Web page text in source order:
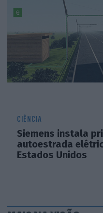
CIÊNCIA
Siemens instala
autoestrada
Estados Unidos